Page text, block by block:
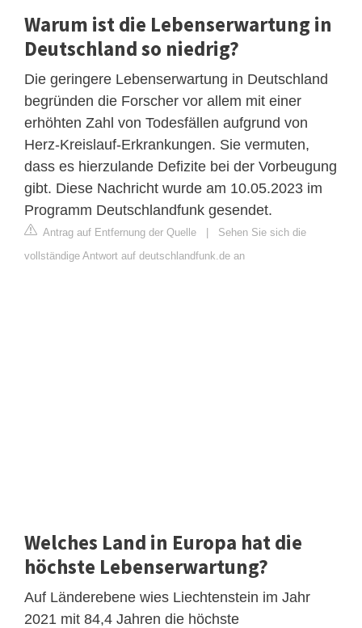
Warum ist die Lebenserwartung in
Deutschland so niedrig?
Die geringere Lebenserwartung in Deutschland
begründen die Forscher vor allem mit einer
erhöhten Zahl von Todesfällen aufgrund von
Herz-Kreislauf-Erkrankungen. Sie vermuten,
dass es hierzulande Defizite bei der Vorbeugung
gibt. Diese Nachricht wurde am 10.05.2023 im
Programm Deutschlandfunk gesendet.
Antrag auf Entfernung der Quelle | Sehen Sie sich die
vollständige Antwort auf deutschlandfunk.de an
Welches Land in Europa hat die
höchste Lebenserwartung?
Auf Länderebene wies Liechtenstein im Jahr
2021 mit 84,4 Jahren die höchste